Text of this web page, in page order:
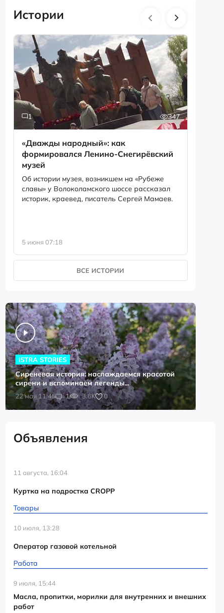
Истории
1 347
«Дважды народный»: как
формировался Ленино-Снегирёвский
музей
Об истории музея, возникшем на «Рубеже
славы» у Волоколамского шоссе рассказал
историк, краевед, писатель Сергей Мамаев.
5 июня 07:18
ВСЕ ИСТОРИИ
22 мая 11:45 1 3.6K 0
ISTRA STORIES
Сиреневая история: наслаждаемся красотой
сирени и вспоминаем легенды...
Объявления
11 августа, 16:04
Куртка на подростка CROPP
Товары
10 июля, 13:28
Оператор газовой котельной
Работа
9 июля, 15:44
Масла, пропитки, морилки для внутренних и внешних
работ